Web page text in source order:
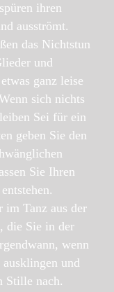
ihren
ausströmt.
das Nichtstun
und
ganz leise
sich nichts
Sei für ein
geben Sie den
Sie Ihren
im Tanz aus der
die Sie in der
wenn
und
Stille nach.